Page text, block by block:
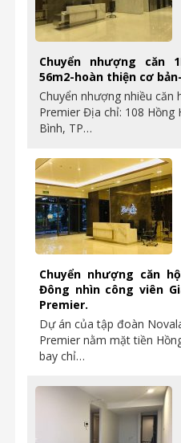
Chuyển nhượng căn
56m2-hoàn thiện cơ
Chuyển nhượng nhiều căn
Premier Địa chỉ: 108 Hồng
Bình, TP…
Chuyển nhượng căn
Đông nhìn công viên
Premier.
Dự án của tập đoàn
Premier nằm mặt tiền
bay chỉ…